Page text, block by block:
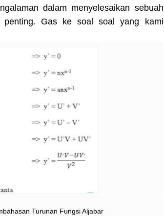
dalam menyelesaikan sebuah
penting. Gas ke soal soal yang kami
Turunan Fungsi Aljabar